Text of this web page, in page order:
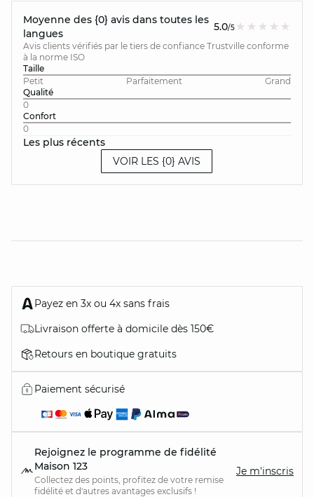
Moyenne des {0} avis dans toutes les
langues
5.0/5
Avis clients vérifiés par le tiers de confiance Trustville conforme
à la norme ISO
Taille
Petit
Parfaitement
Grand
Qualité
0
Confort
0
Les plus récents
VOIR LES {0} AVIS
Payez en 3x ou 4x sans frais
Livraison offerte à domicile dès 150€
Retours en boutique gratuits
Paiement sécurisé
Rejoignez le programme de fidélité
Maison 123
Collectez des points, profitez de votre remise
fidélité et d'autres avantages exclusifs !
Je m'inscris